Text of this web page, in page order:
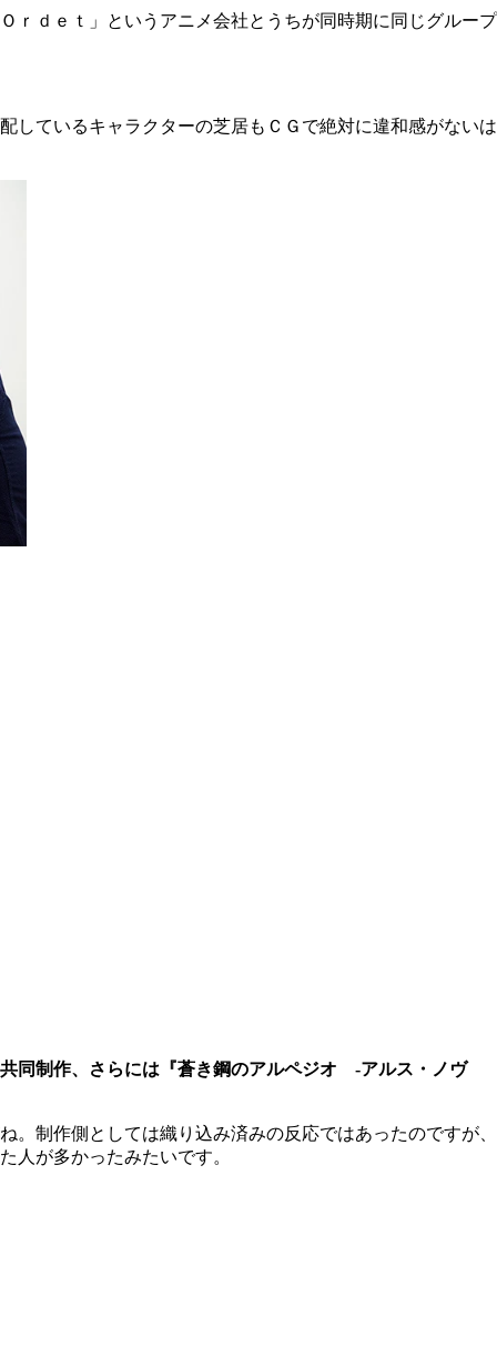
ｒｄｅｔ」というアニメ会社とうちが同時期に同じグループ
しているキャラクターの芝居もＣＧで絶対に違和感がないは
同制作、さらには『蒼き鋼のアルペジオ -アルス・ノヴ
制作側としては織り込み済みの反応ではあったのですが、
人が多かったみたいです。